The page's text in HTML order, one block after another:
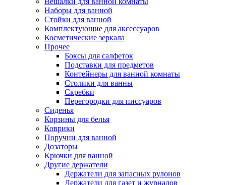
Наборы для ванной
Стойки для ванной
Комплектующие для аксессуаров
Косметические зеркала
Прочее
Боксы для салфеток
Подставки для предметов
Контейнеры для ванной комнаты
Столики для ванны
Скребки
Перегородки для писсуаров
Сиденья
Корзины для белья
Коврики
Поручни для ванной
Дозаторы
Крючки для ванной
Другие держатели
Держатели для запасных рулонов
Держатели для газет и журналов